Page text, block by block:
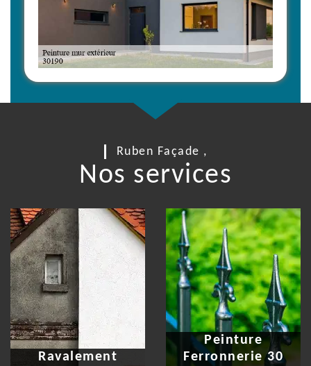
Ruben Façade ,
Nos services
Ravalement
Peinture
Ferronnerie 30